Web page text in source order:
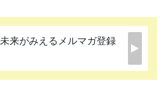
来がみえるメルマガ登録